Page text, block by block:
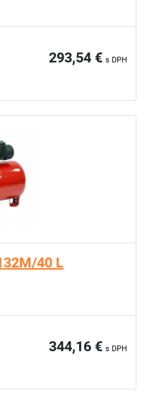
293,54 € s DPH
40 L
344,16 € s DPH